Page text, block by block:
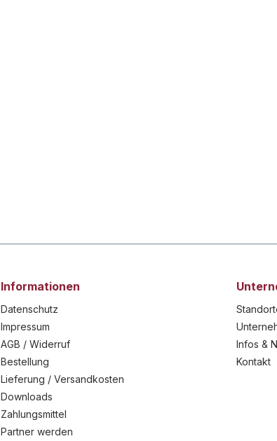
Informationen
Datenschutz
Impressum
AGB / Widerruf
Bestellung
Lieferung / Versandkosten
Downloads
Zahlungsmittel
Partner werden
Infos &
Kontakt